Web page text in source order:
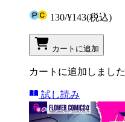
130/¥143(税込)
カートに追加
カートに追加しました
試し読み